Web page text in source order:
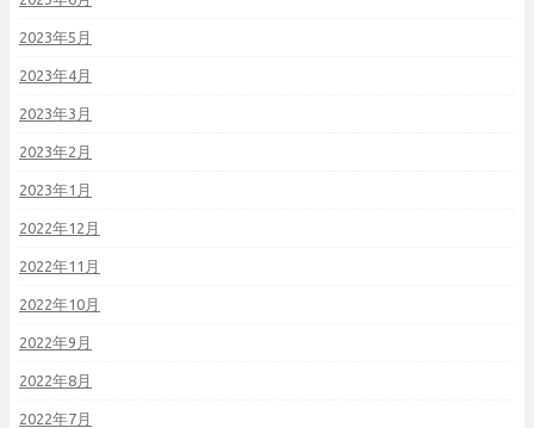
2023年5月
2023年4月
2023年3月
2023年2月
2023年1月
2022年12月
2022年11月
2022年10月
2022年9月
2022年8月
2022年7月